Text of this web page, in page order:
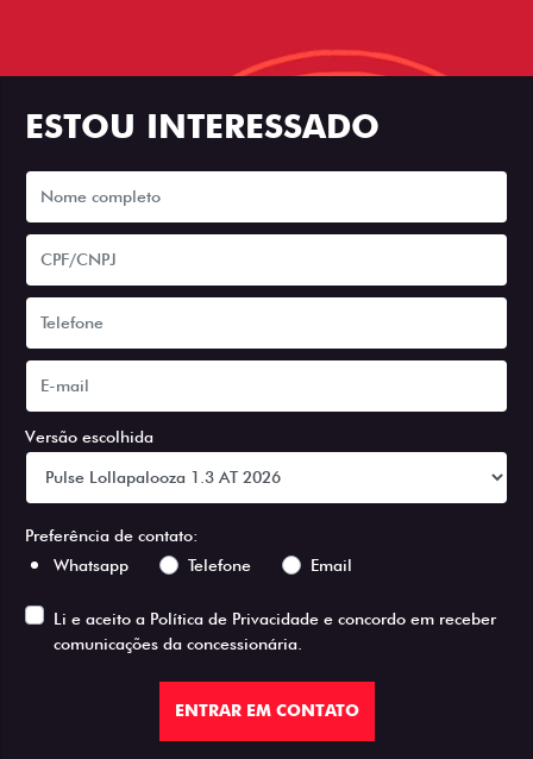
ESTOU INTERESSADO
Versão escolhida
Preferência de contato:
Whatsapp
Telefone Email
Li e aceito a Política de Privacidade e concordo em receber
comunicações da concessionária.
ENTRAR EM CONTATO